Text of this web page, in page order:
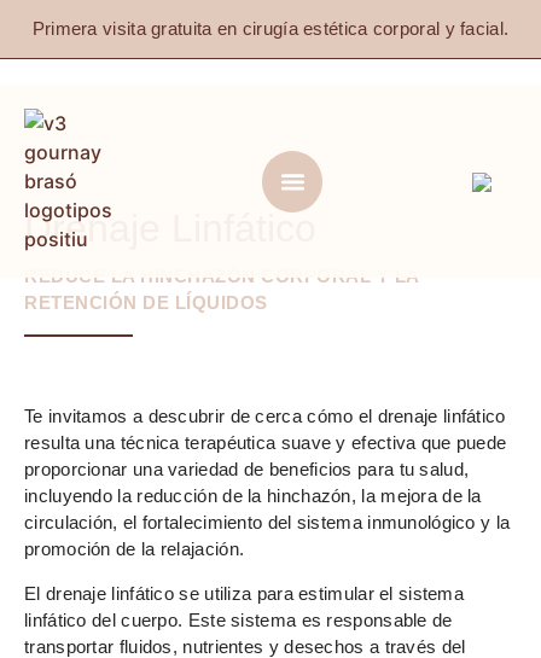
Primera visita gratuita en cirugía estética corporal y facial.
Drenaje Linfático
REDUCE LA HINCHAZÓN CORPORAL Y LA
RETENCIÓN DE LÍQUIDOS
Te invitamos a descubrir de cerca cómo el drenaje linfático
resulta una técnica terapéutica suave y efectiva que puede
proporcionar una variedad de beneficios para tu salud,
incluyendo la reducción de la hinchazón, la mejora de la
circulación, el fortalecimiento del sistema inmunológico y la
promoción de la relajación.
El drenaje linfático se utiliza para estimular el sistema
linfático del cuerpo. Este sistema es responsable de
transportar fluidos, nutrientes y desechos a través del